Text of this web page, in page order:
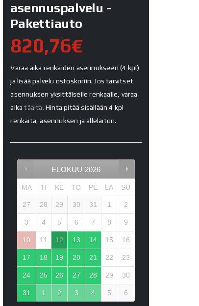
asennuspalvelu -
Pakettiauto
820,76€
Varaa aika renkaiden asennukseen (4 kpl)
ja lisää palvelu ostoskoriin. Jos tarvitset
asennuksen yksittäiselle renkaalle, varaa
aikatäältä. Hinta pitää sisällään 4 kpl
renkaita, asennuksen ja allelaiton.
ELOKUU 2026
MA TI KE TO PE LA SU
27 28 29 30 31 1 2
3 4 5 6 7 8 9
10 11 12 13 14 15 16
17 18 19 20 21 22 23
24 25 26 27 28 29 30
31 1 2 3 4 5 6